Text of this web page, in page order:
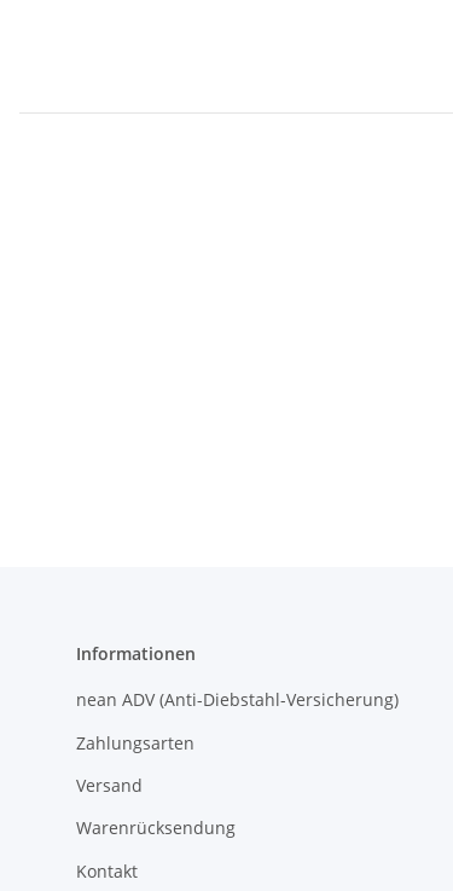
Informationen
nean ADV (Anti-Diebstahl-Versicherung)
Zahlungsarten
Versand
Warenrücksendung
Kontakt